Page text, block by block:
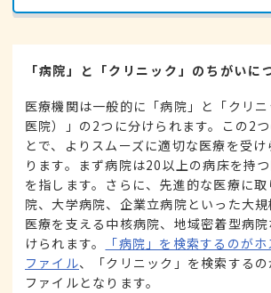
「病院」と「クリニック」のちがいに
医療機関は一般的に「病院」と「クリニ
医院）」の2つに分けられます。この2
とで、よりスムーズに適切な医療を受
ります。まず病院は20以上の病床を持
を指します。さらに、先進的な医療に
院、大学病院、企業立病院といった大
医療を支える中核病院、地域密着型病
けられます。
「病院」を検索するのがホ
ファイル、「クリニック」を検索するの
ファイルとなります。